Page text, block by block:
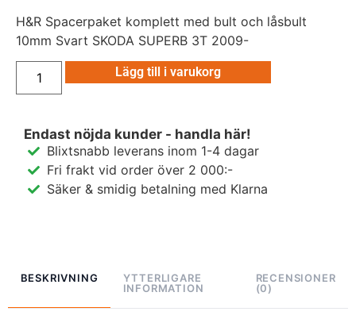
H&R Spacerpaket komplett med bult och låsbult
10mm Svart SKODA SUPERB 3T 2009-
Lägg till i varukorg
Endast nöjda kunder - handla här!
Blixtsnabb leverans inom 1-4 dagar
Fri frakt vid order över 2 000:-
Säker & smidig betalning med Klarna
BESKRIVNING
YTTERLIGARE
INFORMATION
RECENSIONER
(0)